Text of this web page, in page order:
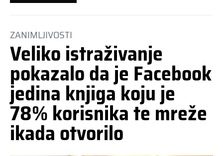
ZANIMLJIVOSTI
Veliko istraživanje
pokazalo da je Facebook
jedina knjiga koju je
78% korisnika te mreže
ikada otvorilo